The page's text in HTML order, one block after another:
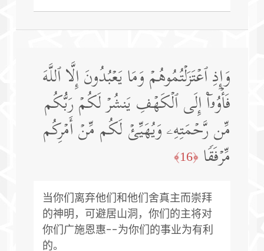
وَإِذِ ٱعۡتَزَلۡتُمُوهُمۡ وَمَا یَعۡبُدُونَ إِلَّا ٱللَّهَ
فَأۡوُۥۤا۟ إِلَى ٱلۡكَهۡفِ یَنشُرۡ لَكُمۡ رَبُّكُم
مِّن رَّحۡمَتِهِۦ وَیُهَیِّئۡ لَكُم مِّنۡ أَمۡرِكُم
مِّرۡفَقࣰا ﴿16﴾
当你们离弃他们和他们舍真主而崇拜
的神明，可避居山洞，你们的主将对
你们广施恩惠--为你们的事业为有利
的。